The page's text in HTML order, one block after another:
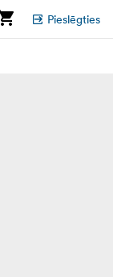
Pieslēgties